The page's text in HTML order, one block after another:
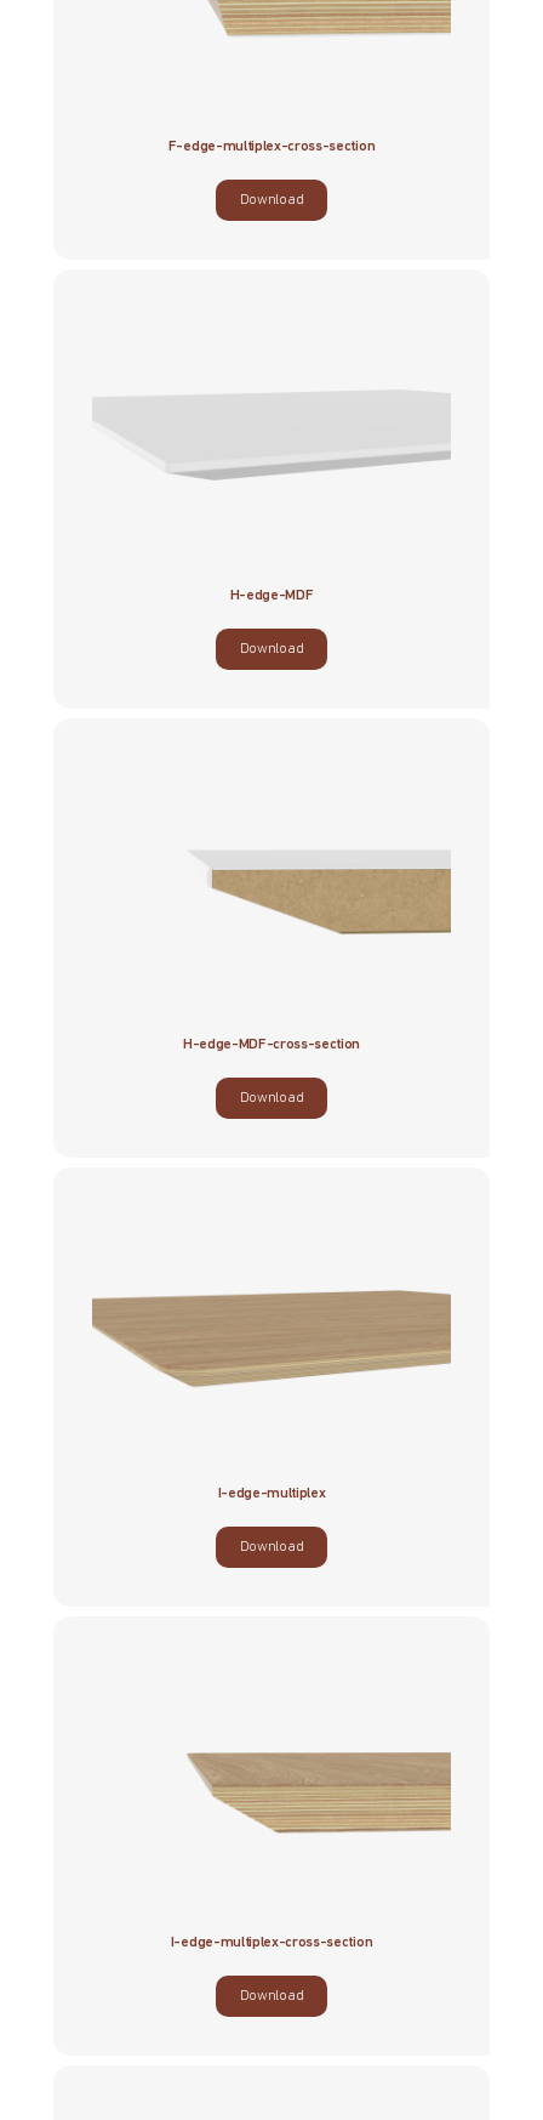
F-edge-multiplex-cross-section
Download
H-edge-MDF
Download
H-edge-MDF-cross-section
Download
I-edge-multiplex
Download
I-edge-multiplex-cross-section
Download